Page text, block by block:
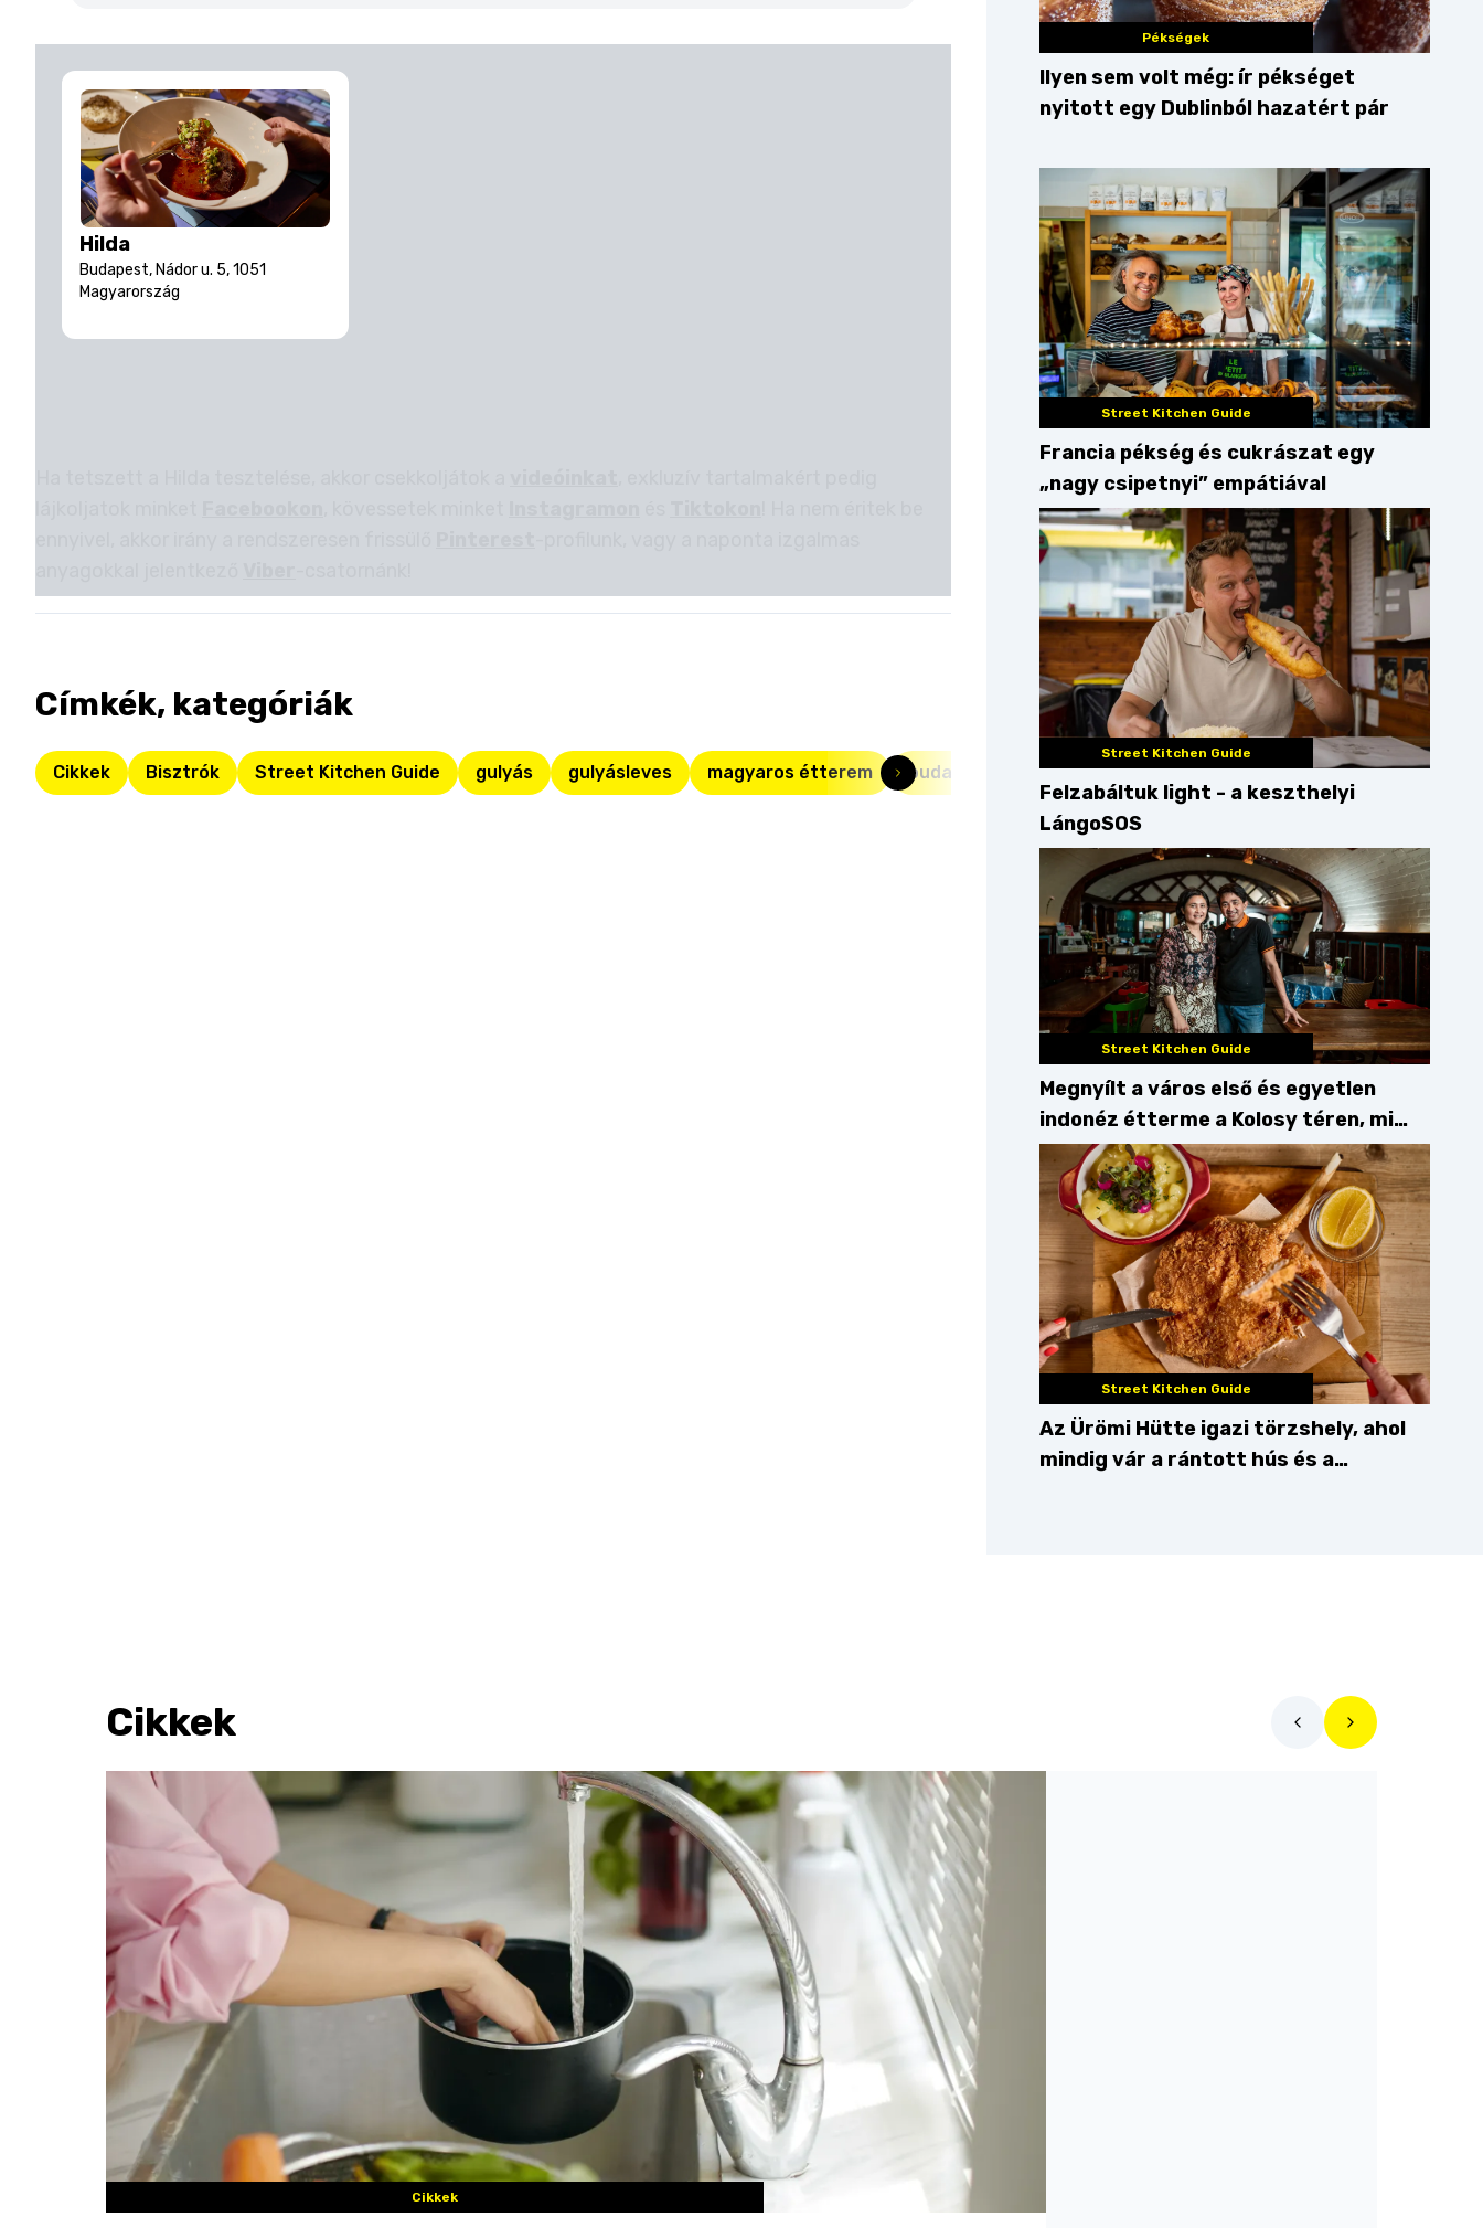
Hilda
Budapest, Nádor u. 5, 1051
Magyarország
Címkék, kategóriák
Cikkek Bisztrók Street Kitchen Guide gulyás gulyásleves magyaros étterem budapesti étterem
Pékségek
Ilyen sem volt még: ír pékséget
nyitott egy Dublinból hazatért pár
Street Kitchen Guide
Francia pékség és cukrászat egy
„nagy csipetnyi” empátiával
Street Kitchen Guide
Felzabáltuk light - a keszthelyi
LángoSOS
Street Kitchen Guide
Megnyílt a város első és egyetlen
indonéz étterme a Kolosy téren, mi
pedig kipróbáltuk!
Street Kitchen Guide
Az Ürömi Hütte igazi törzshely, ahol
mindig vár a rántott hús és a
Cikkek
Cikkek